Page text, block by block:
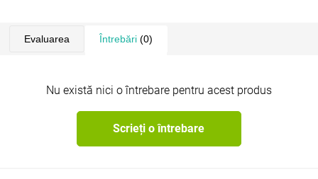
Evaluarea Întrebări(0)
Nu există nici o întrebare pentru acest produs
Scrieți o întrebare